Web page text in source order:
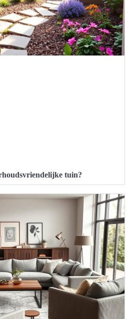
tuin?